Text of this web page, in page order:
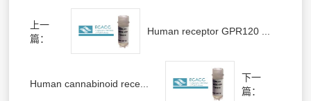
上一
篇：
Human receptor GPR120 ...
Human cannabinoid rece...
下一
篇：